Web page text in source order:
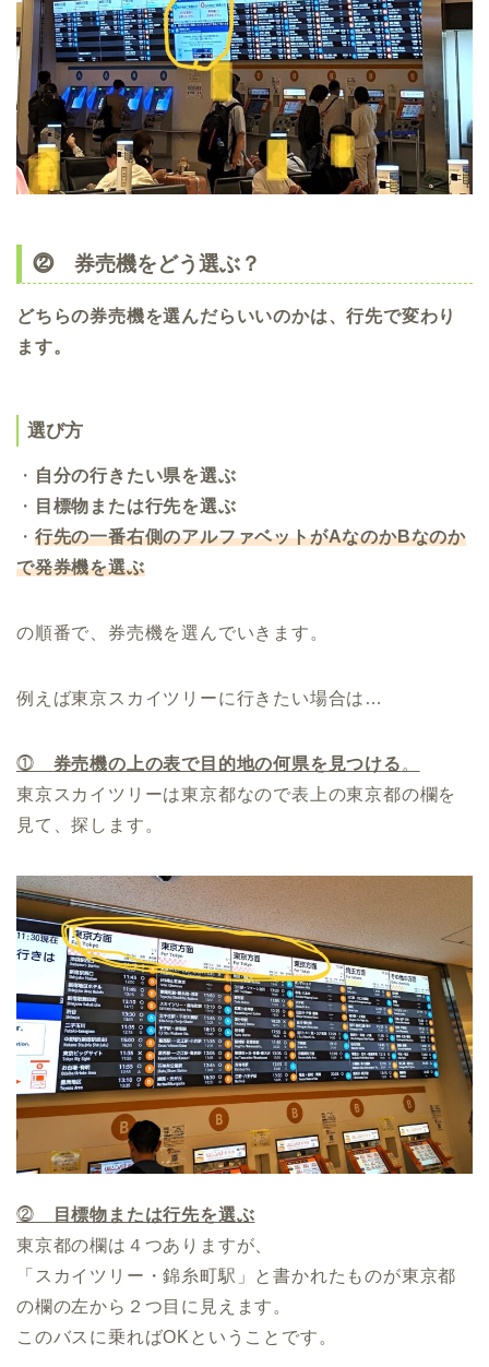
⓶ 券売機をどう選ぶ？
どちらの券売機を選んだらいいのかは、行先で変わり
ます。
選び方
・ 自分の行きたい県を選ぶ
・
目標物または行先を選ぶ
・ 行先の一番右側のアルファベットがAなのかBなのか
で発券機を選ぶ
の順番で、券売機を選んでいきます。
例えば東京スカイツリーに行きたい場合は…
⓵ 券売機の上の表で目的地の何県を見つける 。
東京スカイツリーは東京都なので表上の東京都の欄を
見て、探します。
⓶
目標物または行先を選ぶ
東京都の欄は４つありますが、
「スカイツリー・錦糸町駅」と書かれたものが東京都
の欄の左から２つ目に見えます。
このバスに乗ればOKということです。